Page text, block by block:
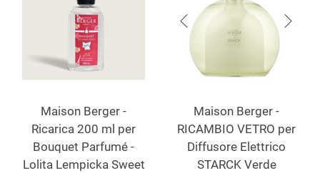
Maison Berger -
Ricarica 200 ml per
Bouquet Parfumé -
Lolita Lempicka Sweet
Maison Berger -
RICAMBIO VETRO per
Diffusore Elettrico
STARCK Verde